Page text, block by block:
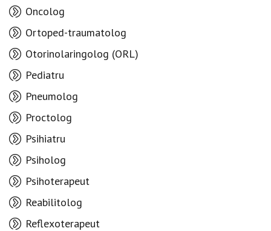
Oncolog
Ortoped-traumatolog
Otorinolaringolog (ORL)
Pediatru
Pneumolog
Proctolog
Psihiatru
Psiholog
Psihoterapeut
Reabilitolog
Reflexoterapeut